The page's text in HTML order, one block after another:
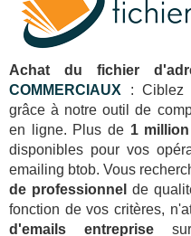
Achat du fichier
COMMERCIAUX : Ciblez
grâce à notre outil de
en ligne. Plus de 1
disponibles pour vos
emailing btob. Vous
de professionnel de
fonction de vos critères,
d'emails entreprise sur